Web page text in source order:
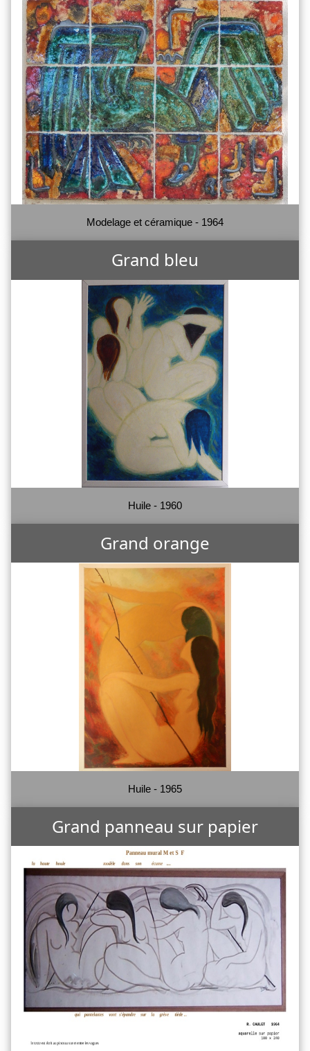
Modelage et céramique - 1964
Grand bleu
Huile - 1960
Grand orange
Huile - 1965
Grand panneau sur papier